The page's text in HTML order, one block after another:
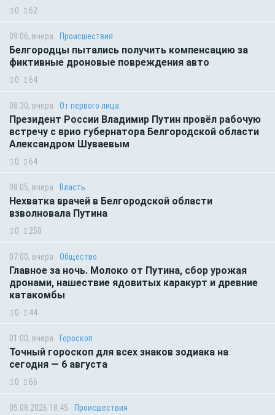
0 62
09:06, вчера Происшествия
Белгородцы пытались получить компенсацию за
фиктивные дроновые повреждения авто
0 64
08:30, вчера От первого лица
Президент России Владимир Путин провёл рабочую
встречу с врио губернатора Белгородской области
Александром Шуваевым
0 64
08:05, вчера Власть
Нехватка врачей в Белгородской области
взволновала Путина
0 250
07:00, вчера Общество
Главное за ночь. Молоко от Путина, сбор урожая
дронами, нашествие ядовитых каракурт и древние
катакомбы
0 44
01:00, вчера Гороскоп
Точный гороскоп для всех знаков зодиака на
сегодня — 6 августа
0 66
05.08.2026 18:45 Происшествия